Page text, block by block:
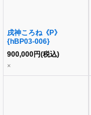
戌神ころね《P》
{hBP03-006}
900,000円(税込)
×